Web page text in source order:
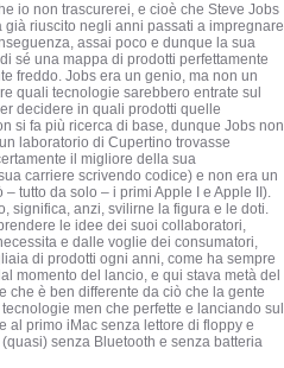
io non trascurerei, e cioè che Steve Jobs
riuscito negli anni passati a impregnare
assai poco e dunque la sua
sé una mappa di prodotti perfettamente
freddo. Jobs era un genio, ma non un
quali tecnologie sarebbero entrate sul
decidere in quali prodotti quelle
si fa più ricerca di base, dunque Jobs non
laboratorio di Cupertino trovasse
il migliore della sua
carriere scrivendo codice) e non era un
tutto da solo – i primi Apple I e Apple II).
significa, anzi, svilirne la figura e le doti.
le idee dei suoi collaboratori,
e dalle voglie dei consumatori,
di prodotti ogni anni, come ha sempre
momento del lancio, e qui stava metà del
che è ben differente da ciò che la gente
men che perfette e lanciando sul
primo iMac senza lettore di floppy e
senza Bluetooth e senza batteria